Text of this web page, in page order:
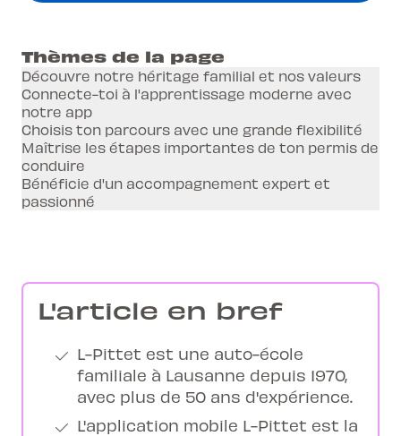
Thèmes de la page
Découvre notre héritage familial et nos valeurs
Connecte-toi à l'apprentissage moderne avec
notre app
Choisis ton parcours avec une grande flexibilité
Maîtrise les étapes importantes de ton permis de
conduire
Bénéficie d'un accompagnement expert et
passionné
L'article en bref
L-Pittet est une auto-école
familiale à Lausanne depuis 1970,
avec plus de 50 ans d'expérience.
L'application mobile L-Pittet est la